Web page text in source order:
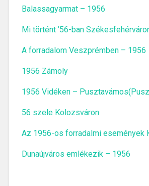
Balassagyarmat – 1956
Mi történt ’56-ban
A forradalom Veszprémben – 1956
1956 Zámoly
1956 Vidéken –
56 szele Kolozsváron
Az 1956-os forradalmi események
Dunaújváros emlékezik – 1956